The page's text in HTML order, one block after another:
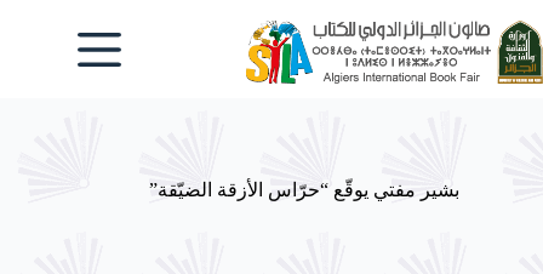
إلى
المحتوى
بشير مفتي يوقّع “حرّاس الأزقة الضيّقة”